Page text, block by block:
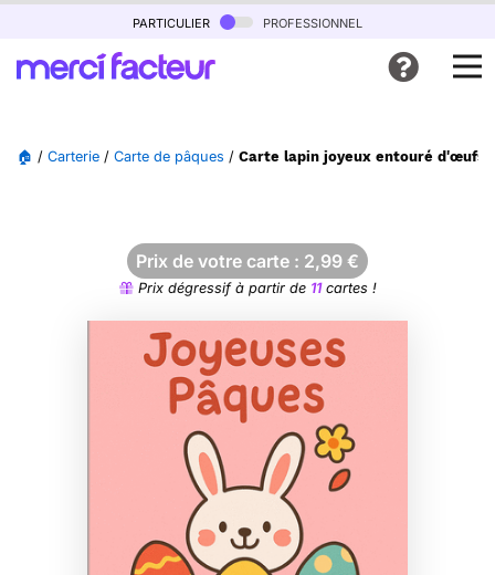
particulier professionnel
🏠 / Carterie / Carte de pâques / Carte lapin joyeux entouré d'œufs
Prix de votre carte : 2,99 €
Prix dégressif à partir de 11cartes !